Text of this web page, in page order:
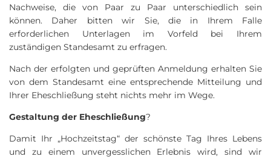
Nachweise, die von Paar zu Paar unterschiedlich sein
können. Daher bitten wir Sie, die in Ihrem Falle
erforderlichen Unterlagen im Vorfeld bei Ihrem
zuständigen Standesamt zu erfragen.
Nach der erfolgten und geprüften Anmeldung erhalten Sie
von dem Standesamt eine entsprechende Mitteilung und
Ihrer Eheschließung steht nichts mehr im Wege.
Gestaltung der Eheschließung?
Damit Ihr „Hochzeitstag“ der schönste Tag Ihres Lebens
und zu einem unvergesslichen Erlebnis wird, sind wir